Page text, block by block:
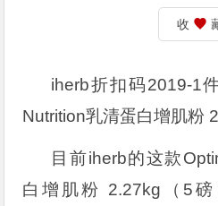
收
iherb折扣码2019-1
Nutrition乳清蛋白增肌粉
目前iherb的这款
白增肌粉 2.27kg（5